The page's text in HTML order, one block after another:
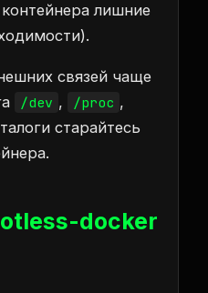
лишние
связей чаще
/dev , /proc ,
старайтесь
docker